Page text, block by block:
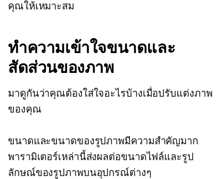
คุณให้เหมาะสม
ทำความเข้าใจขนาดและ
สัดส่วนของภาพ
มาดูกันว่าคุณต้องใส่ใจอะไรบ้างเมื่อปรับแต่งภาพ
ของคุณ
ขนาดและขนาดของรูปภาพมีความสำคัญมาก
พารามิเตอร์เหล่านี้ส่งผลต่อขนาดไฟล์และรูป
ลักษณ์ของรูปภาพบนอุปกรณ์ต่างๆ